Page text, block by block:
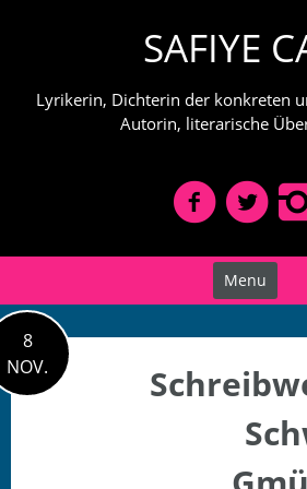
SAFIYE
Lyrikerin, Dichterin der konkreten
Autorin, literarische
Menu
8
NOV.